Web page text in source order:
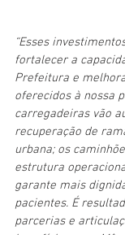
“Esses
fortalecer a
Prefeitura e
oferecidos à nossa
carregadeiras vão
recuperação de
urbana; os
estrutura
garante mais
pacientes. É
parcerias e